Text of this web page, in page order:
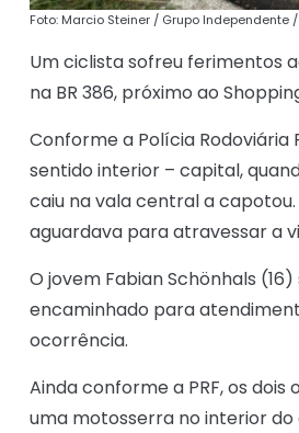
Foto: Marcio Steiner / Grupo Independente
Um ciclista sofreu ferimentos
na BR 386, próximo ao
Conforme a Polícia Rodoviária
sentido interior – capital,
caiu na vala central a
aguardava para atravessar a
O jovem Fabian Schönhals
encaminhado para
ocorrência.
Ainda conforme a PRF, os
uma motosserra no interior do